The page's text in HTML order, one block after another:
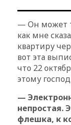
— Он может
как мне
квартиру
вот эта
что 22
этому
—
непростая.
флешка, к